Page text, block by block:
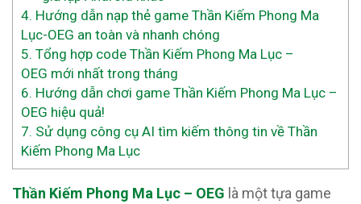
4. Hướng dẫn nạp thẻ game Thần Kiếm Phong Ma
Lục-OEG an toàn và nhanh chóng
5. Tổng hợp code Thần Kiếm Phong Ma Lục –
OEG mới nhất trong tháng
6. Hướng dẫn chơi game Thần Kiếm Phong Ma Lục –
OEG hiệu quả!
7. Sử dụng công cụ AI tìm kiếm thông tin về Thần
Kiếm Phong Ma Lục
Thần Kiếm Phong Ma Lục – OEG là một tựa game